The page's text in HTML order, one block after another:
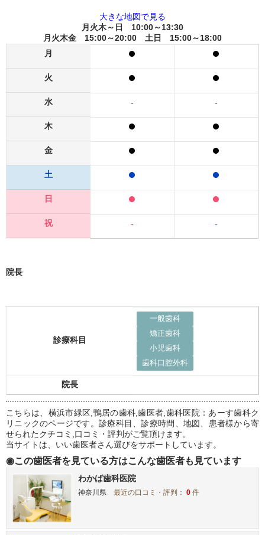
大きな地図で見る
月火木～日 10:00～13:30
月火木金 15:00～20:00 土日 15:00～18:00
月
火
水
木
金
土
日
祝
-
-
-
-
院長
診療科目
一般歯科
矯正歯科
小児歯科
歯科口腔外科
院長
こちらは、横浜市緑区,鴨居の歯科,歯医者,歯科医院：あーす歯科ク
リニックのページです。診療科目、診療時間、地図、患者様から寄
せられたクチコミ,口コミ・評判がご覧頂けます。
当サイトは、いい歯医者さん選びをサポートしています。
◉この歯医者を見ている方はこんな歯医者も見ています
わかば歯科医院
神奈川県 最近の口コミ・評判：0 件